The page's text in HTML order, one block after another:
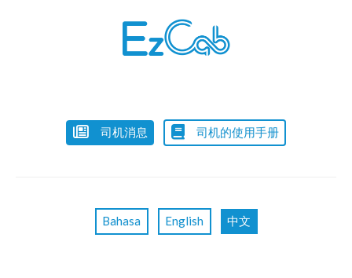
司机消息 司机的使用手册
Bahasa English 中文